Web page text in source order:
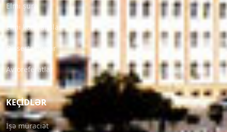
Elmi şura
Elmi konfranslar
Dissertasiyalar
Avtoreferatlar
KEÇIDLƏR
İşə müraciət